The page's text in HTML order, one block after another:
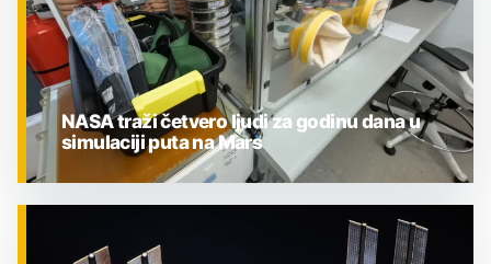
NASA traži četvero ljudi za godinu dana u
simulaciji puta na Mars